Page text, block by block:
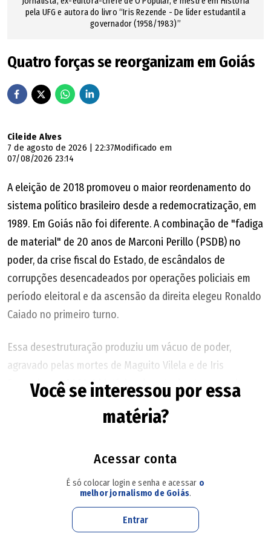
técnica, transparente e em conformidade com a
legislação, mantendo como objetivo central a
Goiás", afirmou a empresa na nota.
(Arte/O Popular)
pela UFG e autora do livro “Iris Rezende - De líder estudantil a
governador (1958/1983)”
Quatro forças se reorganizam em Goiás
Cileide Alves
7 de agosto de 2026 | 22:37Modificado em
07/08/2026 23:14
A eleição de 2018 promoveu o maior reordenamento do
sistema político brasileiro desde a redemocratização, em
1989. Em Goiás não foi diferente. A combinação de "fadiga
de material" de 20 anos de Marconi Perillo (PSDB) no
poder, da crise fiscal do Estado, de escândalos de
corrupções desencadeados por operações policiais em
período eleitoral e da ascensão da direita elegeu Ronaldo
Caiado no primeiro turno.
Essa desestruturação produziu um vácuo de poder,
agravado pelas mortes de Maguito Vilela e de Iris
Rezende, em 2021. A histórica derrota dos tucanos riscou
o grupo do jogo político. A resistência do MDB, testado na
oposição por 20 anos, deu sinais de enfraquecimento. Por
Depois daquela eleição, o jornalista Vassil Oliveira e eu
olhamos para a destruição e nos perguntamos: "Quais
forças políticas vão renascer e assumir o comando da
Você se interessou por essa
matéria?
Acessar conta
É só colocar login e senha e acessar o
melhor jornalismo de Goiás.
Entrar